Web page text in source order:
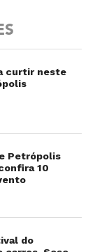
curtir neste
Petrópolis
10
do